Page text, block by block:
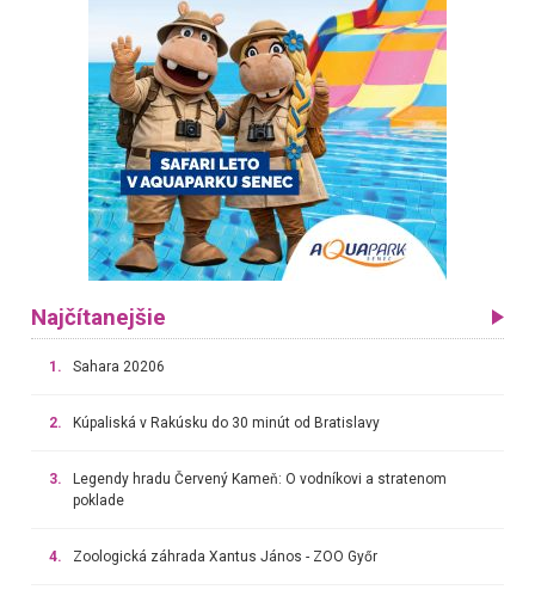
Najčítanejšie
1. Sahara 20206
2. Kúpaliská v Rakúsku do 30 minút od Bratislavy
3.
Legendy hradu Červený Kameň: O vodníkovi a stratenom
poklade
4. Zoologická záhrada Xantus János - ZOO Győr